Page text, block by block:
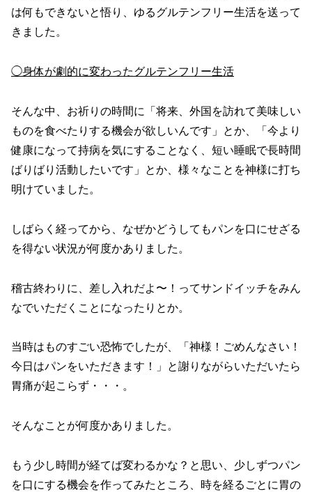
は何もできないと悟り、ゆるグルテンフリー生活を送って
きました。
◯身体が劇的に変わったグルテンフリー生活
そんな中、お祈りの時間に「将来、外国を訪れて美味しい
ものを食べたりする機会が欲しいんです」とか、「今より
健康になって持病を気にすることなく、短い睡眠で長時間
ばりばり活動したいです」とか、様々なことを神様に打ち
明けていました。
しばらく経ってから、なぜかどうしてもパンを口にせざる
を得ない状況が何度かありました。
稽古終わりに、差し入れだよ〜！ってサンドイッチをみん
なでいただくことになったりとか。
当時はものすごい恐怖でしたが、「神様！ごめんなさい！
今日はパンをいただきます！」と謝りながらいただいたら
胃痛が起こらず・・・。
そんなことが何度かありました。
もう少し時間が経てば変わるかな？と思い、少しずつパン
を口にする機会を作ってみたところ、時を経るごとに胃の